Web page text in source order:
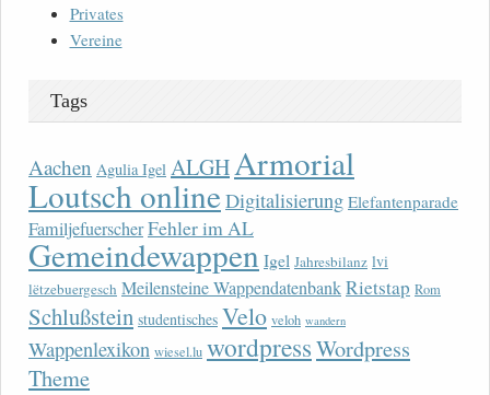
Privates
Vereine
Tags
Aachen Agulia Igel ALGHArmorial
Loutsch onlineDigitalisierung Elefantenparade
FamiljefuerscherFehler im AL
Gemeindewappen Igel Jahresbilanz lvi
lëtzebuergesch Meilensteine WappendatenbankRietstap Rom
Schlußstein studentisches Velo veloh wandern
Wappenlexikon wiesel.lu wordpressWordpress
Theme